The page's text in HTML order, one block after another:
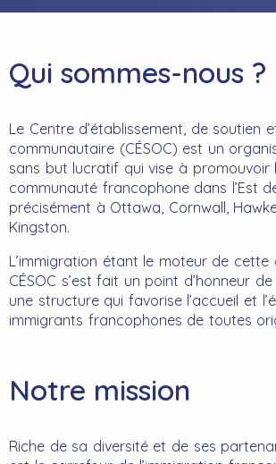
Qui sommes-nous ?
Le Centre d’établissement, de soutien
communautaire (CÉSOC) est un
sans but lucratif qui vise à promouvoir
communauté francophone dans l’Est
précisément à Ottawa, Cornwall,
Kingston.
L’immigration étant le moteur de cette
CÉSOC s’est fait un point d’honneur
une structure qui favorise l’accueil et
immigrants francophones de toutes
Notre mission
Riche de sa diversité et de ses